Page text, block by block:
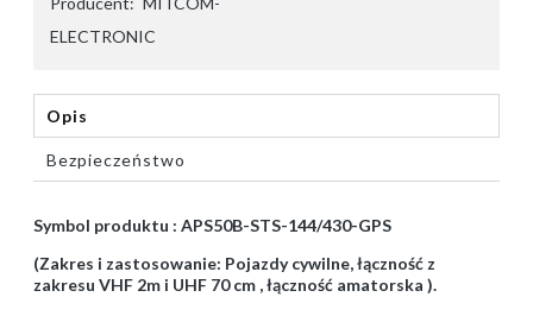
ELECTRONIC
Opis
Bezpieczeństwo
Symbol produktu : APS50B-STS-144/430-GPS
(Zakres i zastosowanie: Pojazdy cywilne, łączność z
zakresu VHF 2m i UHF 70 cm , łączność amatorska ).